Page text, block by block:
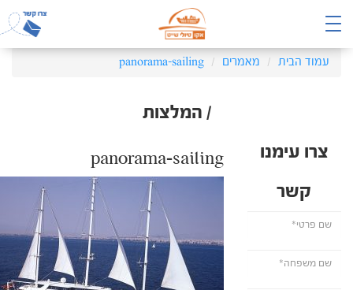
עמוד הבית מאמרים panorama-sailing
/ המלצות
צרו עימנו
קשר
panorama-sailing